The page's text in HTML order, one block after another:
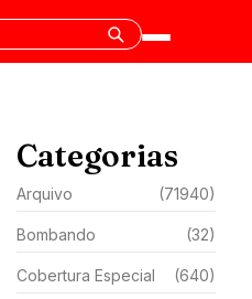
Categorias
Arquivo (71940)
Bombando (32)
Cobertura Especial (640)